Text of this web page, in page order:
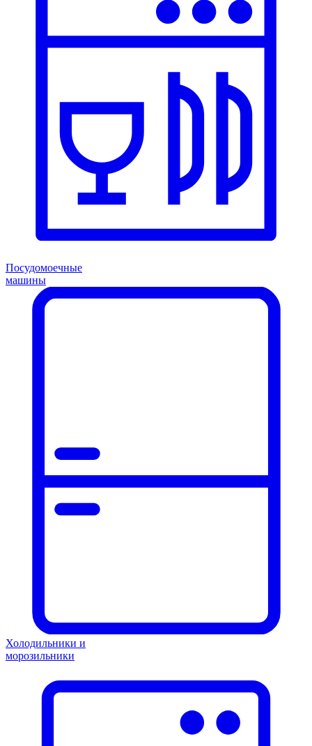
Посудомоечные
машины
Холодильники и
морозильники